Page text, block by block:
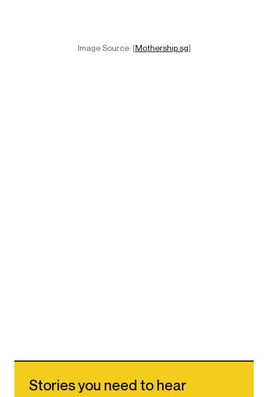
Image Source: [Mothership.sg]
Stories you need to hear